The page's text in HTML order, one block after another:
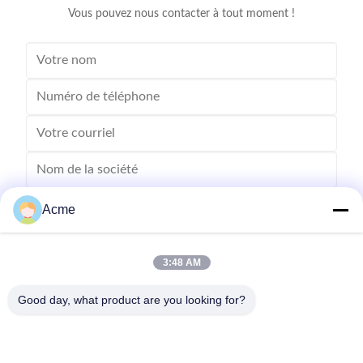
Vous pouvez nous contacter à tout moment !
Envoyez
Acme
3:48 AM
Good day, what product are you looking for?